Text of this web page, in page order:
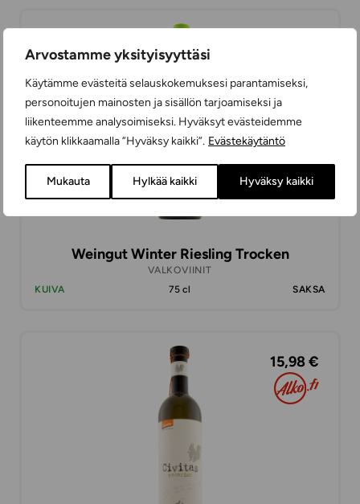
Arvostamme yksityisyyttäsi
Käytämme evästeitä selauskokemuksesi parantamiseksi,
personoitujen mainosten ja sisällön tarjoamiseksi ja
liikenteemme analysoimiseksi. Hyväksyt evästeidemme
käytön klikkaamalla ”Hyväksy kaikki”. Evästekäytäntö
Mukauta Hylkää kaikki Hyväksy kaikki
Weingut Winter Riesling Trocken
VALKOVIINIT
KUIVA
75 cl SAKSA
15,98 €